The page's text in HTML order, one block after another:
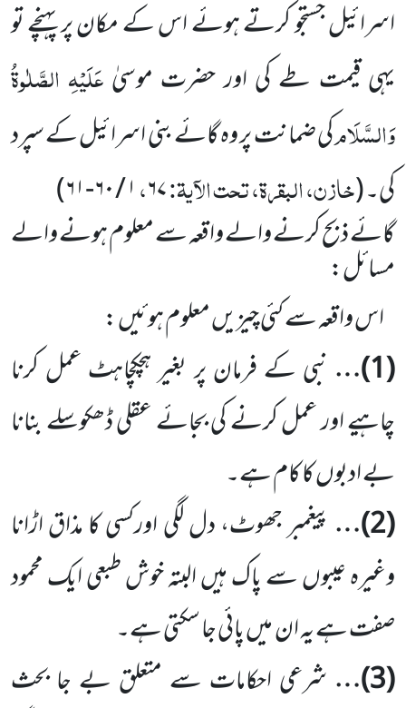
اسرائیل جستجو کرتے ہوئے اس کے مکان پر پہنچے تو
یہی قیمت طے کی اور حضرت موسیٰعَلَیْہِ الصَّلٰوۃُ
وَالسَّلَامکی ضمانت پر وہ گائے بنی اسرائیل کے سپرد
کی۔(خازن، البقرۃ، تحت الآیۃ:۶۷،۱ / ۶۰-۶۱
)
گائے ذبح کرنے والے واقعہ سے معلوم ہونے والے
مسائل:
اس واقعہ سے کئی چیزیں معلوم ہوئیں:
(
1
)… نبی کے فرمان پر بغیر ہچکچاہٹ عمل کرنا
چاہیے اور عمل کرنے کی بجائے عقلی ڈھکوسلے بنانا
بے ادبوں کا کام ہے۔
(
2
)… پیغمبر جھوٹ، دل لگی اورکسی کا مذاق اڑانا
وغیرہ عیبوں سے پاک ہیں البتہ خوش طبعی ایک محمود
صفت ہے یہ انمیں پائی جا سکتی ہے۔
(
3
)… شرعی احکامات سے متعلق بے جا بحث